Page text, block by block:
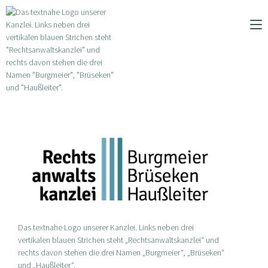
Zum
Inhalt
springen
Das textnahe Logo unserer Kanzlei. Links neben drei
vertikalen blauen Strichen steht „Rechtsanwaltskanzlei“ und
rechts davon stehen die drei Namen „Burgmeier“, „Brüseken“
und „Haußleiter“.